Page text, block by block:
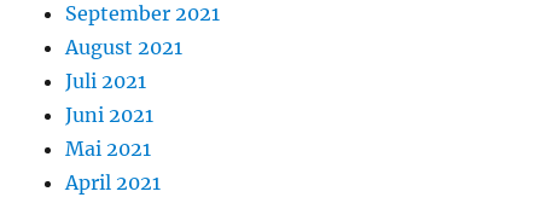
September 2021
August 2021
Juli 2021
Juni 2021
Mai 2021
April 2021